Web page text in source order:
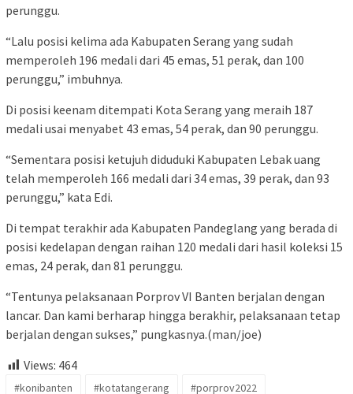
perunggu.
“Lalu posisi kelima ada Kabupaten Serang yang sudah
memperoleh 196 medali dari 45 emas, 51 perak, dan 100
perunggu,” imbuhnya.
Di posisi keenam ditempati Kota Serang yang meraih 187
medali usai menyabet 43 emas, 54 perak, dan 90 perunggu.
“Sementara posisi ketujuh diduduki Kabupaten Lebak uang
telah memperoleh 166 medali dari 34 emas, 39 perak, dan 93
perunggu,” kata Edi.
Di tempat terakhir ada Kabupaten Pandeglang yang berada di
posisi kedelapan dengan raihan 120 medali dari hasil koleksi 15
emas, 24 perak, dan 81 perunggu.
“Tentunya pelaksanaan Porprov VI Banten berjalan dengan
lancar. Dan kami berharap hingga berakhir, pelaksanaan tetap
berjalan dengan sukses,” pungkasnya.(man/joe)
Views: 464
#konibanten #kotatangerang
#porprov2022